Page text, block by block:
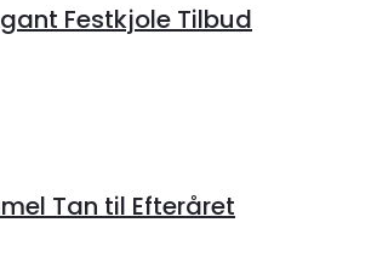
Festkjole Tilbud
Tan til Efteråret